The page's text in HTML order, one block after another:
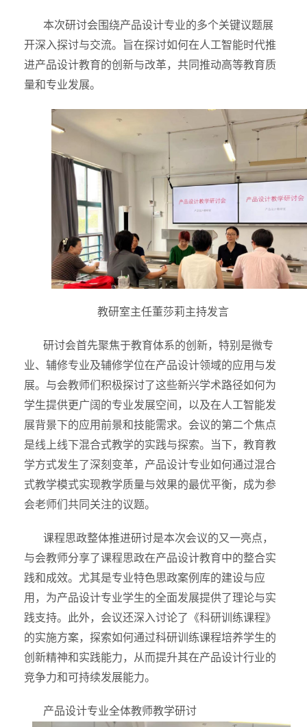
本次研讨会围绕产品设计专业的多个关键议题展
开深入探讨与交流。旨在探讨如何在人工智能时代推
进产品设计教育的创新与改革，共同推动高等教育质
量和专业发展。
教研室主任董莎莉主持发言
研讨会首先聚焦于教育体系的创新，特别是微专
业、辅修专业及辅修学位在产品设计领域的应用与发
展。与会教师们积极探讨了这些新兴学术路径如何为
学生提供更广阔的专业发展空间，以及在人工智能发
展背景下的应用前景和技能需求。会议的第二个焦点
是线上线下混合式教学的实践与探索。当下，教育教
学方式发生了深刻变革，产品设计专业如何通过混合
式教学模式实现教学质量与效果的最优平衡，成为参
会老师们共同关注的议题。
课程思政整体推进研讨是本次会议的又一亮点，
与会教师分享了课程思政在产品设计教育中的整合实
践和成效。尤其是专业特色思政案例库的建设与应
用，为产品设计专业学生的全面发展提供了理论与实
践支持。此外，会议还深入讨论了《科研训练课程》
的实施方案，探索如何通过科研训练课程培养学生的
创新精神和实践能力，从而提升其在产品设计行业的
竞争力和可持续发展能力。
产品设计专业全体教师教学研讨